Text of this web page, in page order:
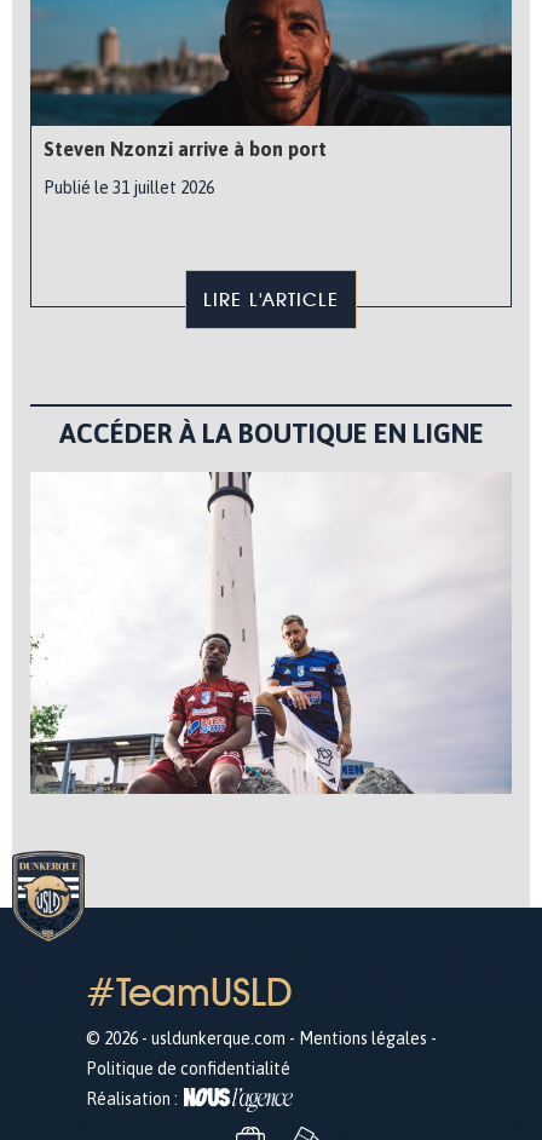
Steven Nzonzi arrive à bon port
Publié le 31 juillet 2026
LIRE L'ARTICLE
ACCÉDER À LA BOUTIQUE EN LIGNE
#TeamUSLD
© 2026 - usldunkerque.com - Mentions légales -
Politique de confidentialité
Réalisation :